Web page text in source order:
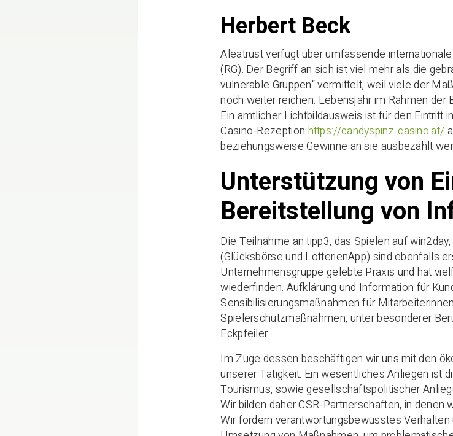
Herbert Beck
Aleatrust verfügt über umfassende
(RG). Der Begriff an sich ist viel mehr als die
vulnerable Gruppen“ vermittelt, weil viele der
noch weiter reichen. Lebensjahr im Rahmen der
Ein amtlicher Lichtbildausweis ist für den Eintritt
Casino-Rezeption https://candyspinz-casino.at/
beziehungsweise Gewinne an sie ausbezahlt
Unterstützung von
Bereitstellung von
Die Teilnahme an tipp3, das Spielen auf
(Glücksbörse und LotterienApp) sind ebenfalls
Unternehmensgruppe gelebte Praxis und hat
wiederfinden. Aufklärung und Information für
Sensibilisierungsmaßnahmen für
Spielerschutzmaßnahmen, unter besonderer
Eckpfeiler.
Im Zuge dessen beschäftigen wir uns mit den
unserer Tätigkeit. Ein wesentliches Anliegen ist
Tourismus, sowie gesellschaftspolitischer
Wir bilden daher CSR-Partnerschaften, in
Wir fördern verantwortungsbewusstes